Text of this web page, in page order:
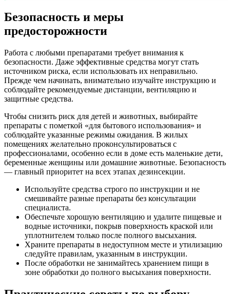
Безопасность и меры
предосторожности
Работа с любыми препаратами требует внимания к
безопасности. Даже эффективные средства могут стать
источником риска, если использовать их неправильно.
Прежде чем начинать, внимательно изучайте инструкцию и
соблюдайте рекомендуемые дистанции, вентиляцию и
защитные средства.
Чтобы снизить риск для детей и животных, выбирайте
препараты с пометкой «для бытового использования» и
соблюдайте указанные режимы ожидания. В жилых
помещениях желательно проконсультироваться с
профессионалами, особенно если в доме есть маленькие дети,
беременные женщины или домашние животные. Безопасность
— главный приоритет на всех этапах дезинсекции.
Используйте средства строго по инструкции и не
смешивайте разные препараты без консультации
специалиста.
Обеспечьте хорошую вентиляцию и удалите пищевые и
водные источники, покрыв поверхность краской или
уплотнителем только после полного высыхания.
Храните препараты в недоступном месте и утилизацию
следуйте правилам, указанным в инструкции.
После обработки не занимайтесь хранением пищи в
зоне обработки до полного высыхания поверхности.